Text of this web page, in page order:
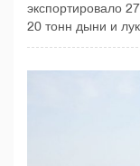
экспортировало
20 тонн дыни и